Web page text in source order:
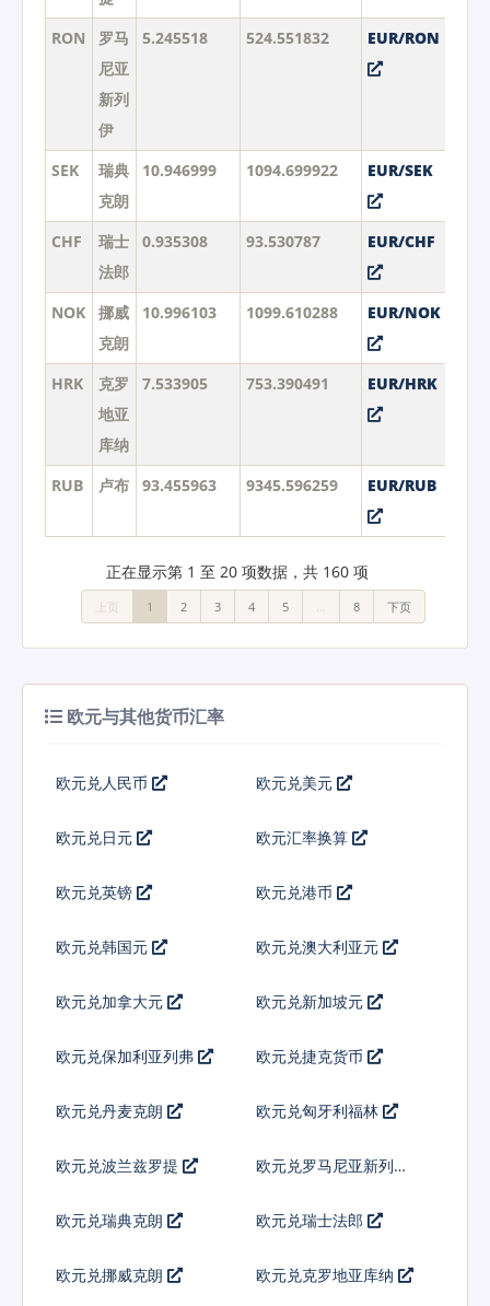
RON
罗马
尼亚
新列
伊
5.245518 524.551832 EUR/RON
SEK
瑞典
克朗
10.946999 1094.699922 EUR/SEK
CHF
瑞士
法郎
0.935308 93.530787 EUR/CHF
NOK
挪威
克朗
10.996103 1099.610288 EUR/NOK
HRK
克罗
地亚
库纳
7.533905 753.390491 EUR/HRK
RUB 卢布 93.455963 9345.596259 EUR/RUB
正在显示第 1 至 20 项数据，共 160 项
上页 1 2 3 4 5 8 下页
欧元与其他货币汇率
欧元兑人民币 欧元兑美元
欧元兑日元 欧元汇率换算
欧元兑英镑 欧元兑港币
欧元兑韩国元 欧元兑澳大利亚元
欧元兑加拿大元 欧元兑新加坡元
欧元兑保加利亚列弗 欧元兑捷克货币
欧元兑丹麦克朗 欧元兑匈牙利福林
欧元兑波兰兹罗提 欧元兑罗马尼亚新列伊
欧元兑瑞典克朗 欧元兑瑞士法郎
欧元兑挪威克朗 欧元兑克罗地亚库纳